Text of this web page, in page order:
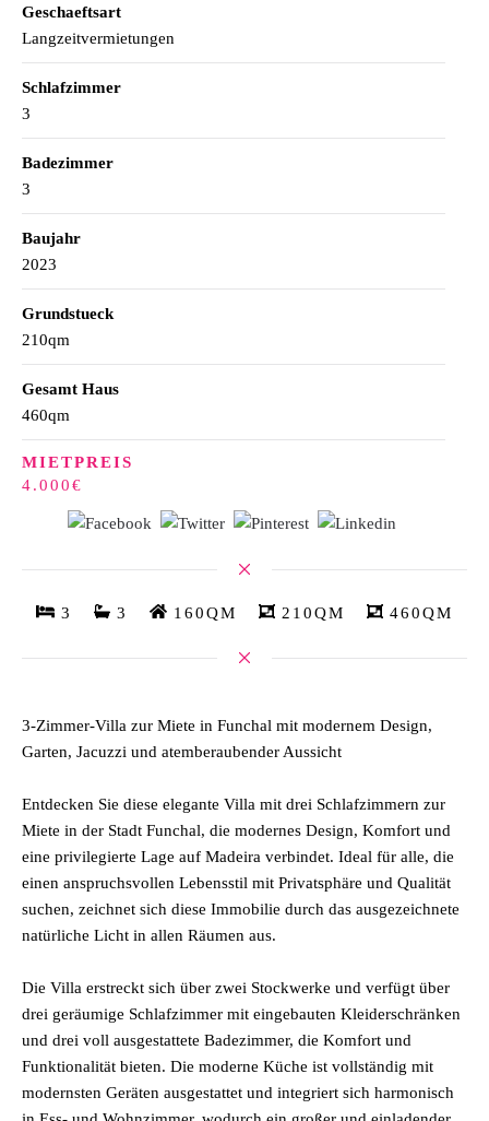
Geschaeftsart
Langzeitvermietungen
Schlafzimmer
3
Badezimmer
3
Baujahr
2023
Grundstueck
210qm
Gesamt Haus
460qm
MIETPREIS
4.000€
3 3 160QM 210QM 460QM
3-Zimmer-Villa zur Miete in Funchal mit modernem Design,
Garten, Jacuzzi und atemberaubender Aussicht
Entdecken Sie diese elegante Villa mit drei Schlafzimmern zur
Miete in der Stadt Funchal, die modernes Design, Komfort und
eine privilegierte Lage auf Madeira verbindet. Ideal für alle, die
einen anspruchsvollen Lebensstil mit Privatsphäre und Qualität
suchen, zeichnet sich diese Immobilie durch das ausgezeichnete
natürliche Licht in allen Räumen aus.
Die Villa erstreckt sich über zwei Stockwerke und verfügt über
drei geräumige Schlafzimmer mit eingebauten Kleiderschränken
und drei voll ausgestattete Badezimmer, die Komfort und
Funktionalität bieten. Die moderne Küche ist vollständig mit
modernsten Geräten ausgestattet und integriert sich harmonisch